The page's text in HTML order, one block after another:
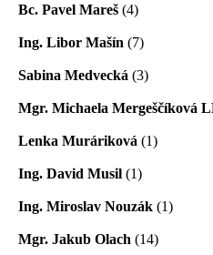
Bc. Pavel Mareš (4)
Ing. Libor Mašín (7)
Sabina Medvecká (3)
Mgr. Michaela Mergeščíková
Lenka Muráriková (1)
Ing. David Musil (1)
Ing. Miroslav Nouzák (1)
Mgr. Jakub Olach (14)